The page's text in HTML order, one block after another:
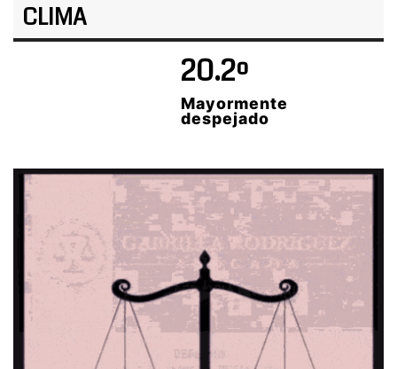
CLIMA
20.2º
Mayormente
despejado